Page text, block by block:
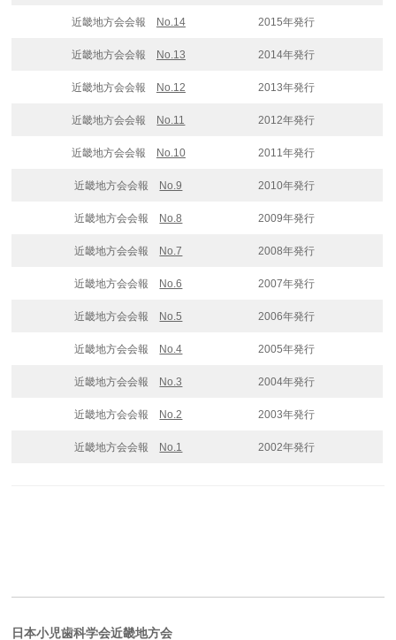
近畿地方会会報 No.14 2015年発行
近畿地方会会報 No.13 2014年発行
近畿地方会会報 No.12 2013年発行
近畿地方会会報 No.11 2012年発行
近畿地方会会報 No.10 2011年発行
近畿地方会会報 No.9 2010年発行
近畿地方会会報 No.8 2009年発行
近畿地方会会報 No.7 2008年発行
近畿地方会会報 No.6 2007年発行
近畿地方会会報 No.5 2006年発行
近畿地方会会報 No.4 2005年発行
近畿地方会会報 No.3 2004年発行
近畿地方会会報 No.2 2003年発行
近畿地方会会報 No.1 2002年発行
日本小児歯科学会近畿地方会